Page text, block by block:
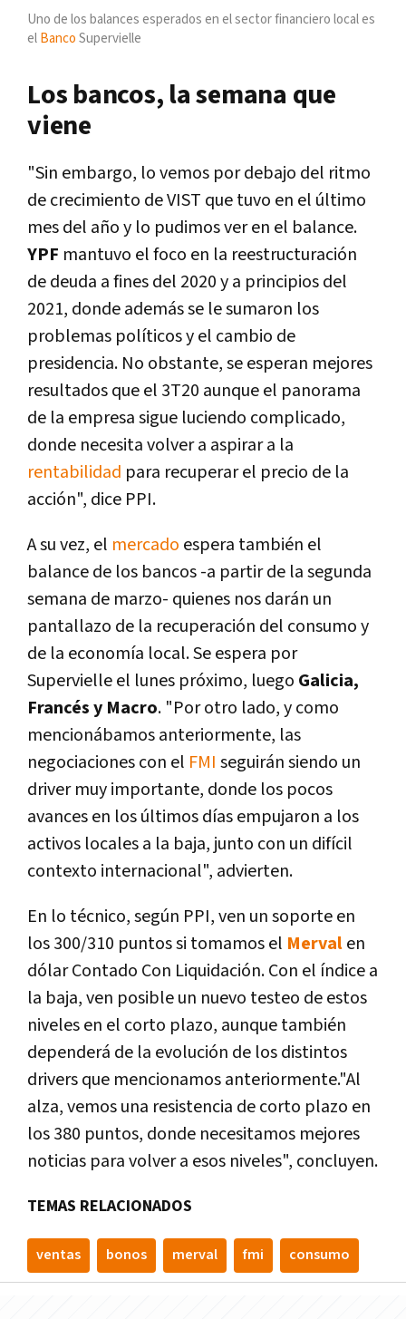
Uno de los balances esperados en el sector financiero local es
el Banco Supervielle
Los bancos, la semana que
viene
"Sin embargo, lo vemos por debajo del ritmo
de crecimiento de VIST que tuvo en el último
mes del año y lo pudimos ver en el balance.
YPF mantuvo el foco en la reestructuración
de deuda a fines del 2020 y a principios del
2021, donde además se le sumaron los
problemas políticos y el cambio de
presidencia. No obstante, se esperan mejores
resultados que el 3T20 aunque el panorama
de la empresa sigue luciendo complicado,
donde necesita volver a aspirar a la
rentabilidad para recuperar el precio de la
acción", dice PPI.
A su vez, el mercado espera también el
balance de los bancos -a partir de la segunda
semana de marzo- quienes nos darán un
pantallazo de la recuperación del consumo y
de la economía local. Se espera por
Supervielle el lunes próximo, luego Galicia,
Francés y Macro. "Por otro lado, y como
mencionábamos anteriormente, las
negociaciones con el FMI seguirán siendo un
driver muy importante, donde los pocos
avances en los últimos días empujaron a los
activos locales a la baja, junto con un difícil
contexto internacional", advierten.
En lo técnico, según PPI, ven un soporte en
los 300/310 puntos si tomamos el Mervalen
dólar Contado Con Liquidación. Con el índice a
la baja, ven posible un nuevo testeo de estos
niveles en el corto plazo, aunque también
dependerá de la evolución de los distintos
drivers que mencionamos anteriormente."Al
alza, vemos una resistencia de corto plazo en
los 380 puntos, donde necesitamos mejores
noticias para volver a esos niveles", concluyen.
TEMAS RELACIONADOS
ventas bonos merval fmi consumo